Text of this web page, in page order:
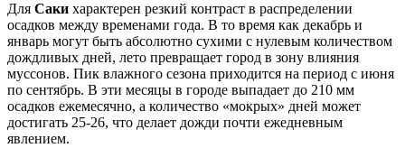
Для Саки характерен резкий контраст в распределении
осадков между временами года. В то время как декабрь и
январь могут быть абсолютно сухими с нулевым количеством
дождливых дней, лето превращает город в зону влияния
муссонов. Пик влажного сезона приходится на период с июня
по сентябрь. В эти месяцы в городе выпадает до 210 мм
осадков ежемесячно, а количество «мокрых» дней может
достигать 25-26, что делает дожди почти ежедневным
явлением.